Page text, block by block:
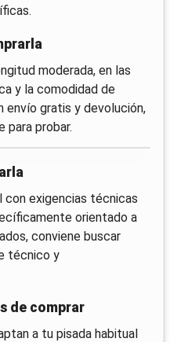
moderada, en las
y la comodidad de
envío gratis y devolución,
para probar.
con exigencias técnicas
orientado a
conviene buscar
técnico y
de comprar
a tu pisada habitual